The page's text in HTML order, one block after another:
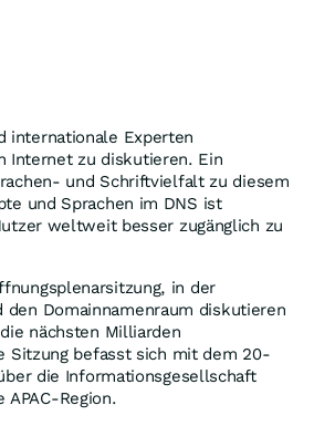
internationale Experten
Internet zu diskutieren. Ein
und Schriftvielfalt zu diesem
und Sprachen im DNS ist
weltweit besser zugänglich zu
in der
Domainnamenraum diskutieren
nächsten Milliarden
Sitzung befasst sich mit dem 20-
die Informationsgesellschaft
Region.